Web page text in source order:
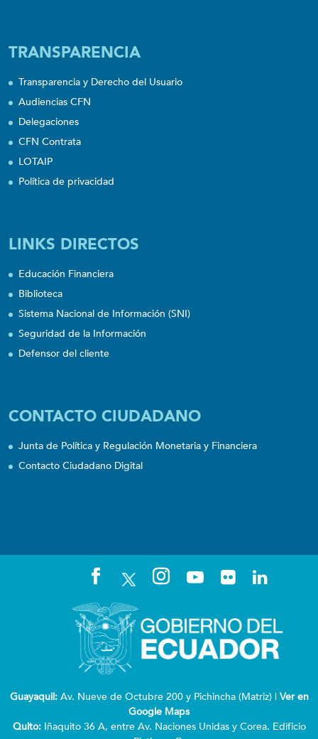
TRANSPARENCIA
Transparencia y Derecho del Usuario
Audiencias CFN
Delegaciones
CFN Contrata
LOTAIP
Política de privacidad
LINKS DIRECTOS
Educación Financiera
Biblioteca
Sistema Nacional de Información (SNI)
Seguridad de la Información
Defensor del cliente
CONTACTO CIUDADANO
Junta de Política y Regulación Monetaria y Financiera
Contacto Ciudadano Digital
Guayaquil:Av. Nueve de Octubre 200 y Pichincha (Matriz) | Ver en
Google Maps
Quito: Iñaquito 36 A, entre Av. Naciones Unidas y Corea. Edificio